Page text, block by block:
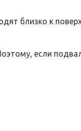
близко к
если